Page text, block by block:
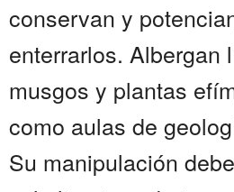
conservan y
enterrarlos. Albergan
musgos y plantas
como aulas de
Su manipulación